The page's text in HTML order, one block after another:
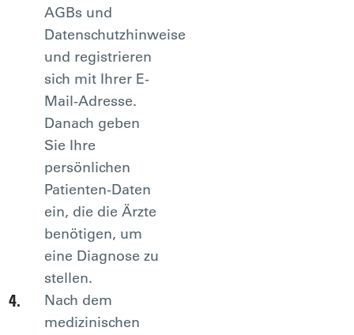
AGBs und
Datenschutzhinweise
und registrieren
sich mit Ihrer E-
Mail-Adresse.
Danach geben
Sie Ihre
persönlichen
Patienten-Daten
ein, die die Ärzte
benötigen, um
eine Diagnose zu
stellen.
Nach dem
medizinischen